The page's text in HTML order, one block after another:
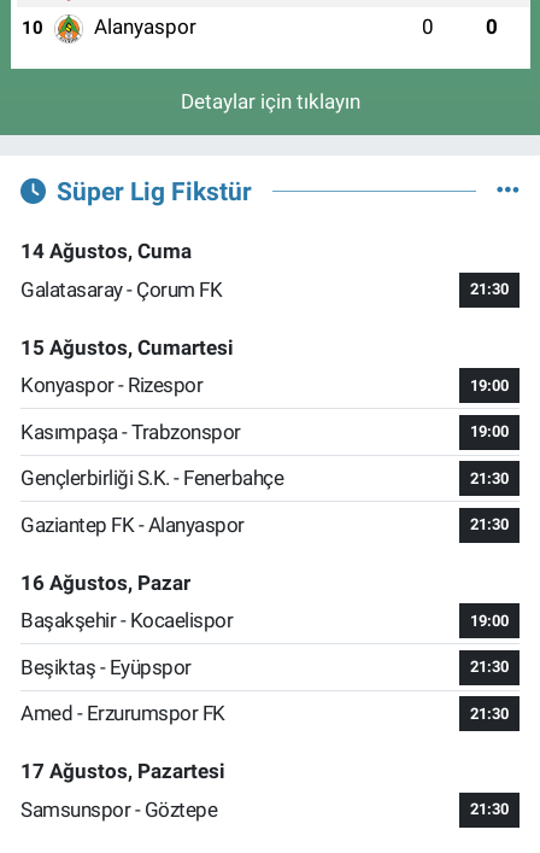
10 Alanyaspor 0 0
Detaylar için tıklayın
Süper Lig Fikstür
14 Ağustos, Cuma
Galatasaray - Çorum FK
21:30
15 Ağustos, Cumartesi
Konyaspor - Rizespor
19:00
Kasımpaşa - Trabzonspor 19:00
Gençlerbirliği S.K. - Fenerbahçe 21:30
Gaziantep FK - Alanyaspor 21:30
16 Ağustos, Pazar
Başakşehir - Kocaelispor
19:00
Beşiktaş - Eyüpspor 21:30
Amed - Erzurumspor FK 21:30
17 Ağustos, Pazartesi
Samsunspor - Göztepe
21:30